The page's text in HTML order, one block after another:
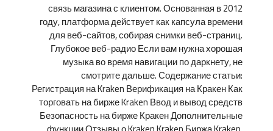
связь магазина с клиентом. Основанная в 2012
году, платформа действует как капсула времени
для веб-сайтов, собирая снимки веб-страниц.
Глубокое веб-радио Если вам нужна хорошая
музыка во время навигации по даркнету, не
смотрите дальше. Содержание статьи:
Регистрация на Kraken Верификация на Кракен Как
торговать на бирже Kraken Ввод и вывод средств
Безопасность на бирже Кракен Дополнительные